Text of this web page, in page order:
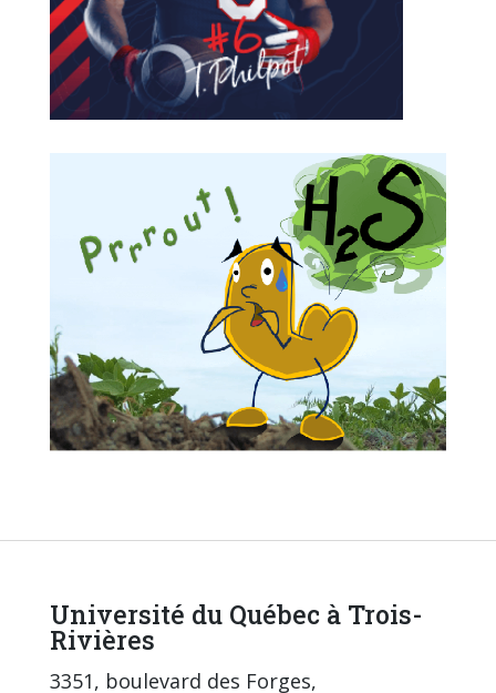
Université du Québec à Trois-
Rivières
3351, boulevard des Forges,